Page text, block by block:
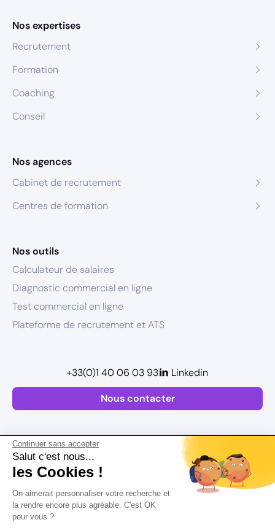
Continuer sans accepter
Salut c'est nous...
les Cookies !
On aimerait personnaliser votre recherche et
la rendre encore plus agréable. C'est OK
pour vous ?
Nos expertises
Recrutement
Formation
Coaching
Conseil
Nos agences
Cabinet de recrutement
Centres de formation
Nos outils
Calculateur de salaires
Diagnostic commercial en ligne
Test commercial en ligne
Plateforme de recrutement et ATS
Nous contacter
+33(0)1 40 06 03 93 Linkedin
Plan de site
Mentions légales